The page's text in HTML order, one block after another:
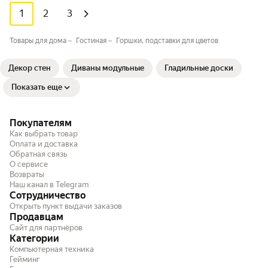
1 2 3
Товары для дома Гостиная Горшки, подставки для цветов
Декор стен Диваны модульные Гладильные доски
Показать еще
Покупателям
Как выбрать товар
Оплата и доставка
Обратная связь
О сервисе
Возвраты
Наш канал в Telegram
Сотрудничество
Открыть пункт выдачи заказов
Продавцам
Сайт для партнёров
Категории
Компьютерная техника
Гейминг